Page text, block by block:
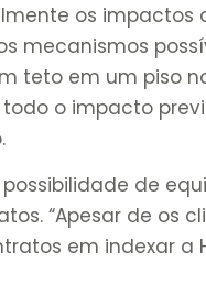
os impactos
mecanismos
teto em um piso
o impacto
de
“Apesar de os
em indexar a